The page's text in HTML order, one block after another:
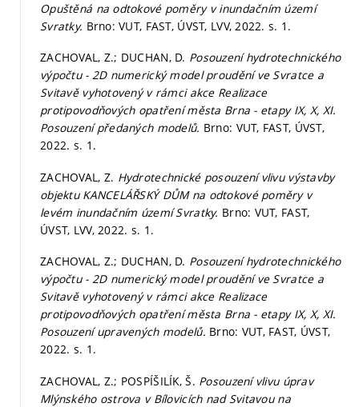
Opuštěná na odtokové poměry v inundačním území
Svratky. Brno: VUT, FAST, ÚVST, LVV, 2022.s. 1.
ZACHOVAL, Z.; DUCHAN, D. Posouzení hydrotechnického
výpočtu - 2D numerický model proudění ve Svratce a
Svitavě vyhotovený v rámci akce Realizace
protipovodňových opatření města Brna - etapy IX, X, XI.
Posouzení předaných modelů. Brno: VUT, FAST, ÚVST,
2022. s. 1.
ZACHOVAL, Z. Hydrotechnické posouzení vlivu výstavby
objektu KANCELÁŘSKÝ DŮM na odtokové poměry v
levém inundačním území Svratky. Brno: VUT, FAST,
ÚVST, LVV, 2022. s. 1.
ZACHOVAL, Z.; DUCHAN, D. Posouzení hydrotechnického
výpočtu - 2D numerický model proudění ve Svratce a
Svitavě vyhotovený v rámci akce Realizace
protipovodňových opatření města Brna - etapy IX, X, XI.
Posouzení upravených modelů. Brno: VUT, FAST, ÚVST,
2022. s. 1.
ZACHOVAL, Z.; POSPÍŠILÍK, Š. Posouzení vlivu úprav
Mlýnského ostrova v Bílovicích nad Svitavou na